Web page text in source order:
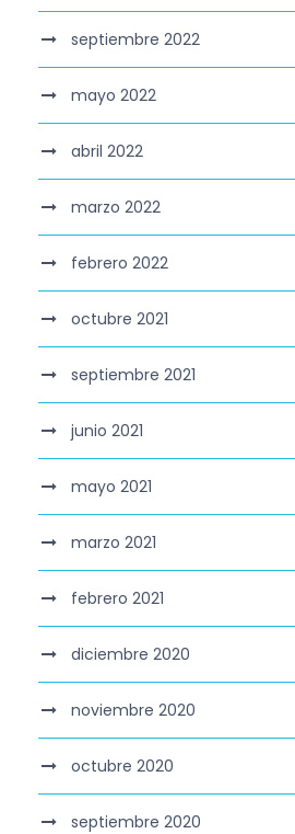
septiembre 2022
mayo 2022
abril 2022
marzo 2022
febrero 2022
octubre 2021
septiembre 2021
junio 2021
mayo 2021
marzo 2021
febrero 2021
diciembre 2020
noviembre 2020
octubre 2020
septiembre 2020